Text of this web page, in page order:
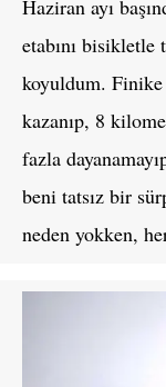
Haziran ayı
etabını
koyuldum.
kazanıp, 8
fazla
beni tatsız bir
neden yokken,